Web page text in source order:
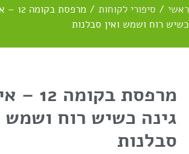
ראשי / סיפורי לקוחות /
כשיש רוח ושמש ואין סבלנות
מרפסת
גינה כשיש רוח ושמש
סבלנות